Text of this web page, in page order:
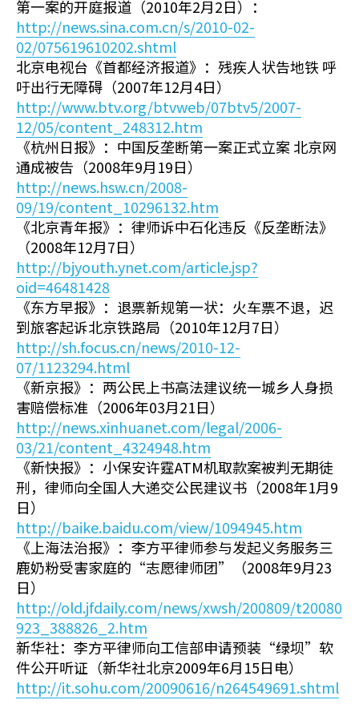
第一案的开庭报道（2010年2月2日）：
http://news.sina.com.cn/s/2010-02-
02/075619610202.shtml
北京电视台《首都经济报道》：残疾人状告地铁 呼
吁出行无障碍（2007年12月4日）
http://www.btv.org/btvweb/07btv5/2007-
12/05/content_248312.htm
《杭州日报》：中国反垄断第一案正式立案 北京网
通成被告（2008年9月19日）
http://news.hsw.cn/2008-
09/19/content_10296132.htm
《北京青年报》：律师诉中石化违反《反垄断法》
（2008年12月7日）
http://bjyouth.ynet.com/article.jsp?
oid=46481428
《东方早报》：退票新规第一状：火车票不退，迟
到旅客起诉北京铁路局（2010年12月7日）
http://sh.focus.cn/news/2010-12-
07/1123294.html
《新京报》：两公民上书高法建议统一城乡人身损
害赔偿标准（2006年03月21日）
http://news.xinhuanet.com/legal/2006-
03/21/content_4324948.htm
《新快报》：小保安许霆ATM机取款案被判无期徒
刑，律师向全国人大递交公民建议书（2008年1月9
日）
http://baike.baidu.com/view/1094945.htm
《上海法治报》：李方平律师参与发起义务服务三
鹿奶粉受害家庭的“志愿律师团”（2008年9月23
日）
http://old.jfdaily.com/news/xwsh/200809/t20080
923_388826_2.htm
新华社：李方平律师向工信部申请预装“绿坝”软
件公开听证（新华社北京2009年6月15日电）
http://it.sohu.com/20090616/n264549691.shtml